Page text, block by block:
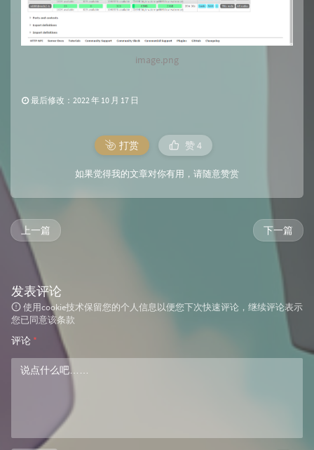
image.png
最后修改：2022 年 10 月 17 日
打赏 赞4
如果觉得我的文章对你有用，请随意赞赏
下一篇
上一篇
发表评论
使用cookie技术保留您的个人信息以便您下次快速评论，继续评论表示
您已同意该条款
评论 *